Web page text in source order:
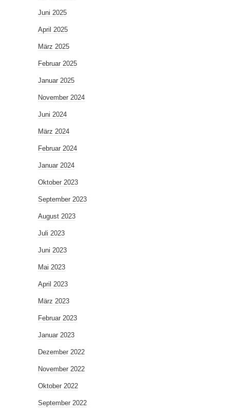
Juni 2025
April 2025
März 2025
Februar 2025
Januar 2025
November 2024
Juni 2024
März 2024
Februar 2024
Januar 2024
Oktober 2023
September 2023
August 2023
Juli 2023
Juni 2023
Mai 2023
April 2023
März 2023
Februar 2023
Januar 2023
Dezember 2022
November 2022
Oktober 2022
September 2022